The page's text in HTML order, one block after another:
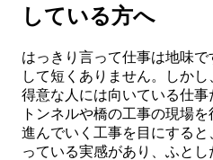
している方へ
はっきり言って仕事は地味
して短くありません。しか
得意な人には向いている仕
トンネルや橋の工事の現場
進んでいく工事を目にする
っている実感があり、ふと